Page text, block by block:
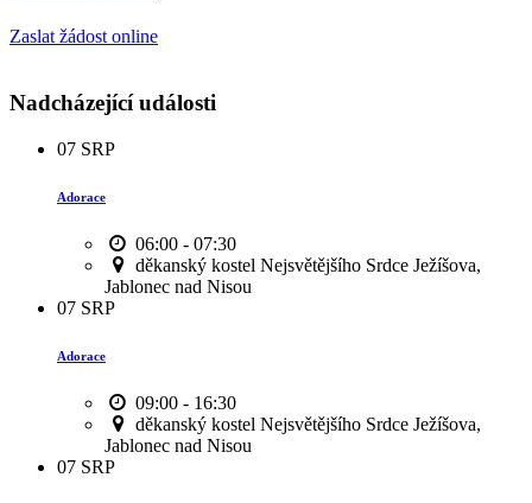
Zaslat žádost online
Nadcházející události
07 SRP
Adorace
06:00 - 07:30
děkanský kostel Nejsvětějšího Srdce Ježíšova,
Jablonec nad Nisou
07 SRP
Adorace
09:00 - 16:30
děkanský kostel Nejsvětějšího Srdce Ježíšova,
Jablonec nad Nisou
07 SRP